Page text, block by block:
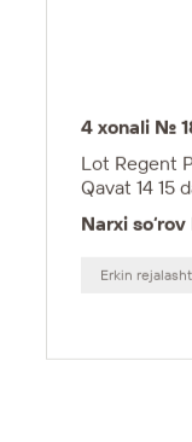
4 xonali №
Lot Regent
Qavat 14 15
Narxi so‘rov
Erkin